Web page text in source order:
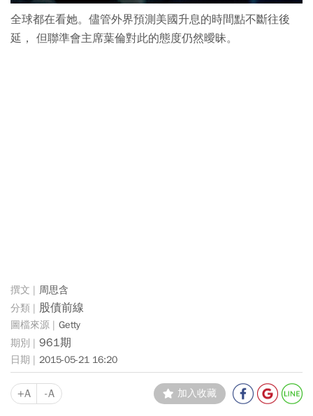
全球都在看她。儘管外界預測美國升息的時間點不斷往後
延， 但聯準會主席葉倫對此的態度仍然曖昧。
周思含
股債前線
Getty
961期
2015-05-21 16:20
+A -A 加入收藏